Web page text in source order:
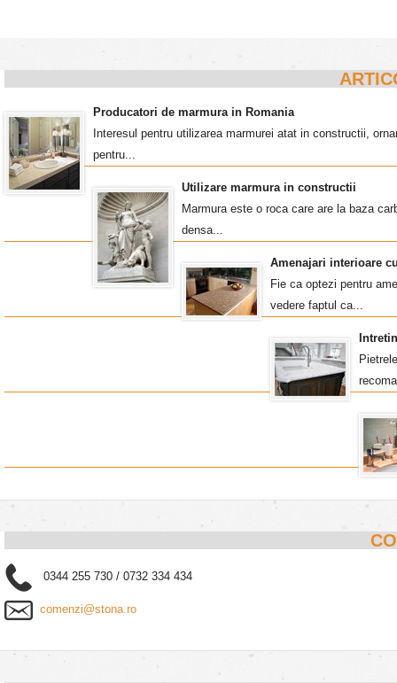
Producatori de marmura in Romania
Interesul pentru utilizarea marmurei atat in constructii,
pentru...
Utilizare marmura in constructii
Marmura este o roca care are la baza
densa...
Amenajari interioare
Fie ca optezi pentru
vedere faptul ca...
0344 255 730 / 0732 334 434
comenzi@stona.ro